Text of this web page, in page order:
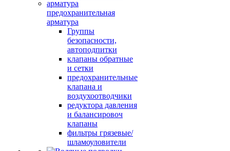
предохранительная
арматура
Группы
безопасности,
автоподпитки
клапаны обратные
и сетки
предохранительные
клапана и
воздухоотводчики
редуктора давления
и балансировоч
клапаны
фильтры грязевые/
шламоуловители